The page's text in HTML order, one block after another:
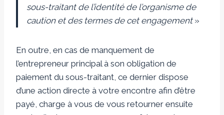
sous-traitant de l’identité de l’organisme de
caution et des termes de cet engagement»
En outre, en cas de manquement de
l’entrepreneur principal à son obligation de
paiement du sous-traitant, ce dernier dispose
d’une action directe à votre encontre afin d’être
payé, charge à vous de vous retourner ensuite